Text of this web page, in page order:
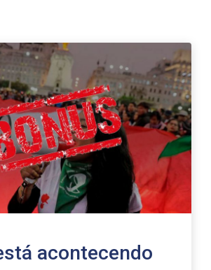
acontecendo